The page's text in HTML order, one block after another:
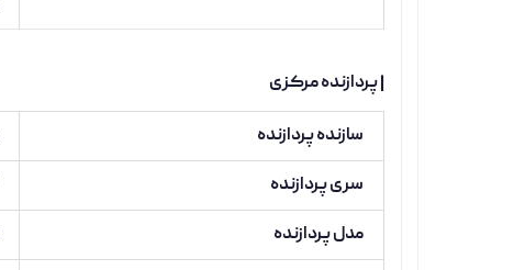
| پردازنده مرکزی
سازنده پردازنده
سری پردازنده
مدل پردازنده